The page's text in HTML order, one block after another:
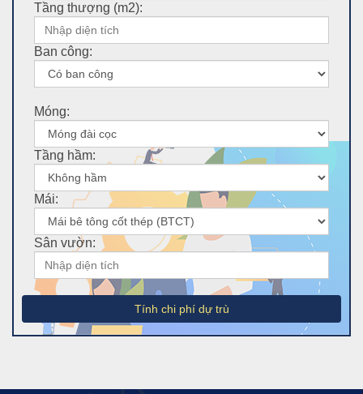
Tầng thượng (m2):
Ban công:
Móng:
Tầng hầm:
Mái:
Sân vườn:
Tính chi phí dự trù